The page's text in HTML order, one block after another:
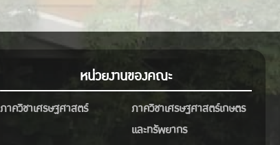
หน่วยงานของคณะ
ภาควิชาเศรษฐศาสตร์
ภาควิชาเศรษฐศาสตร์เกษตร
และทรัพยากร